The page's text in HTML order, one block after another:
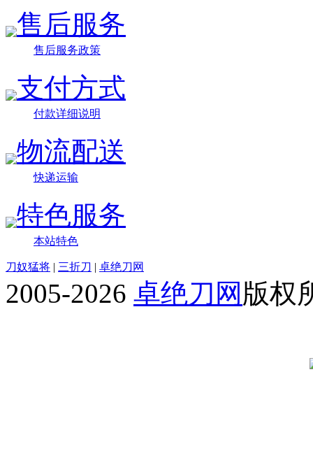
售后服务
售后服务政策
支付方式
付款详细说明
物流配送
快递运输
特色服务
本站特色
刀奴猛将 | 三折刀 | 卓绝刀网
2005-2026 卓绝刀网 版权